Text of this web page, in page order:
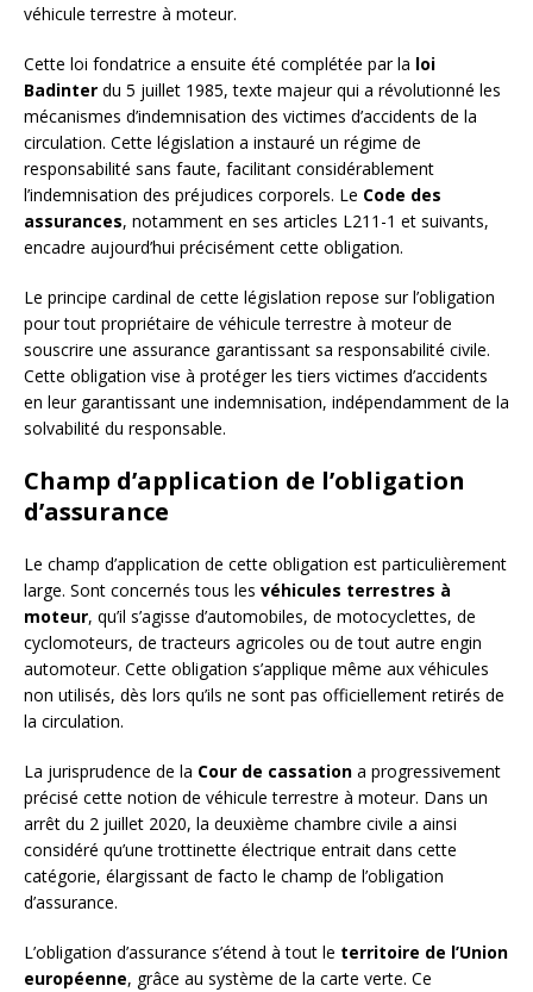
véhicule terrestre à moteur.
Cette loi fondatrice a ensuite été complétée par la loi
Badinter du 5 juillet 1985, texte majeur qui a révolutionné les
mécanismes d’indemnisation des victimes d’accidents de la
circulation. Cette législation a instauré un régime de
responsabilité sans faute, facilitant considérablement
l’indemnisation des préjudices corporels. Le Code des
assurances, notamment en ses articles L211-1 et suivants,
encadre aujourd’hui précisément cette obligation.
Le principe cardinal de cette législation repose sur l’obligation
pour tout propriétaire de véhicule terrestre à moteur de
souscrire une assurance garantissant sa responsabilité civile.
Cette obligation vise à protéger les tiers victimes d’accidents
en leur garantissant une indemnisation, indépendamment de la
solvabilité du responsable.
Champ d’application de l’obligation
d’assurance
Le champ d’application de cette obligation est particulièrement
large. Sont concernés tous les véhicules terrestres à
moteur, qu’il s’agisse d’automobiles, de motocyclettes, de
cyclomoteurs, de tracteurs agricoles ou de tout autre engin
automoteur. Cette obligation s’applique même aux véhicules
non utilisés, dès lors qu’ils ne sont pas officiellement retirés de
la circulation.
La jurisprudence de la Cour de cassation a progressivement
précisé cette notion de véhicule terrestre à moteur. Dans un
arrêt du 2 juillet 2020, la deuxième chambre civile a ainsi
considéré qu’une trottinette électrique entrait dans cette
catégorie, élargissant de facto le champ de l’obligation
d’assurance.
L’obligation d’assurance s’étend à tout le territoire de l’Union
européenne, grâce au système de la carte verte. Ce